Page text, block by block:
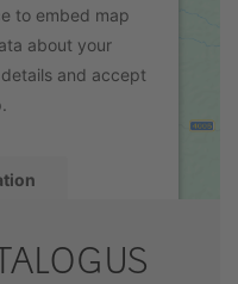
to embed map
about your
and accept